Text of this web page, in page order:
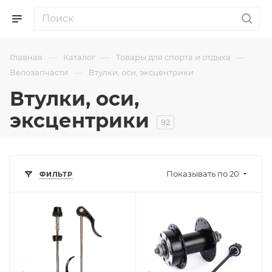
Главная — Каталог — Товары для спорта и отдыха —
Велозапчасти — Втулки, оси, эксцентрики
Втулки, оси,
эксцентрики
92
ФИЛЬТР Показывать по 20